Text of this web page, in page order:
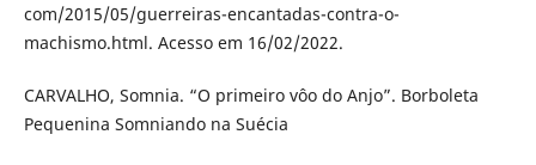
com/2015/05/guerreiras-encantadas-contra-o-
machismo.html. Acesso em 16/02/2022.
CARVALHO, Somnia. “O primeiro vôo do Anjo”. Borboleta
Pequenina Somniando na Suécia